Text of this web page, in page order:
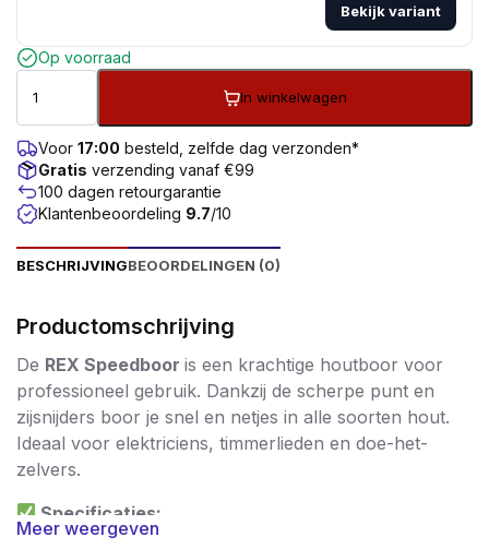
Bekijk variant
Op voorraad
In winkelwagen
Voor 17:00 besteld, zelfde dag verzonden*
Gratis verzending vanaf €99
100 dagen retourgarantie
Klantenbeoordeling 9.7/10
BESCHRIJVINGBEOORDELINGEN (0)
Productomschrijving
De REX Speedboor is een krachtige houtboor voor
professioneel gebruik. Dankzij de scherpe punt en
zijsnijders boor je snel en netjes in alle soorten hout.
Ideaal voor elektriciens, timmerlieden en doe-het-
zelvers.
Specificaties:
Meer weergeven